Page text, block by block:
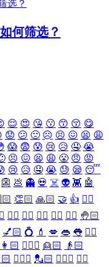
何筛选？
😌 😍 😘 😗 😙 😚 😋
😟 😕 🙁 ☹️ 😣 😖 😫 😩
😱 😨 😰 😢 😥 🤤 😭
😣 😖 😫 😩 😤 😠 😡
😢 😥 🤤 😭 😓 😪 😴
👺 💩 👻 💀 ☠️ 👽 👾 🤖
👏🏻 🙏🏻 🤝 👍 👎🏻
👉🏻 👆🏻 👇🏻 ☝🏻 ✋🏻 🤚🏻
💅🏻 💍 💄 💋 👄 👅 👂🏻
👩🏻 👱🏻‍♀️ 👱🏻
👴🏻
💂🏻‍♀️ 💂🏻 🕵🏻‍♀️ 🕵🏻